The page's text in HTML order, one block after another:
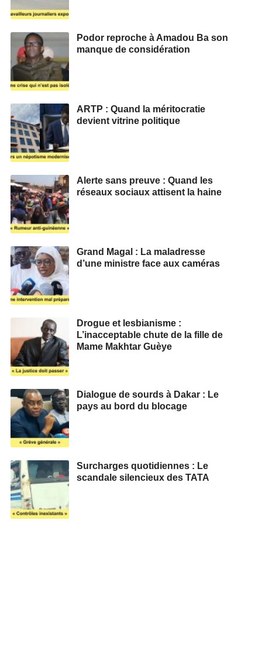
Podor reproche à Amadou Ba son
manque de considération
ARTP : Quand la méritocratie
devient vitrine politique
Alerte sans preuve : Quand les
réseaux sociaux attisent la haine
Grand Magal : La maladresse
d’une ministre face aux caméras
Drogue et lesbianisme :
L’inacceptable chute de la fille de
Mame Makhtar Guèye
Dialogue de sourds à Dakar : Le
pays au bord du blocage
Surcharges quotidiennes : Le
scandale silencieux des TATA